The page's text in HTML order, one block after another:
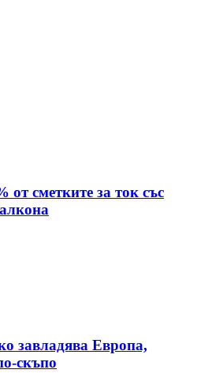
от сметките за ток със
завладява Европа,
скъпо